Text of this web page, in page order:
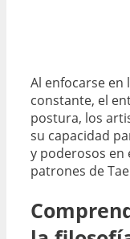
Al enfocarse en
constante, el
postura, los
su capacidad
y poderosos en
patrones de